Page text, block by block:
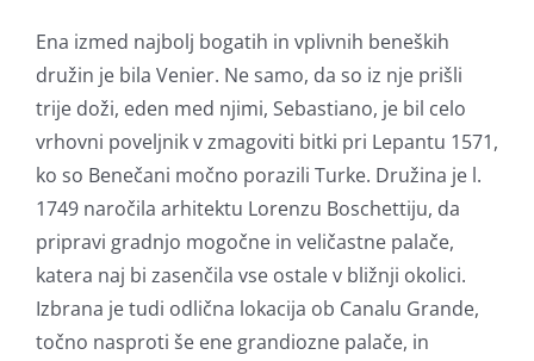
Ena izmed najbolj bogatih in vplivnih beneških
družin je bila Venier. Ne samo, da so iz nje prišli
trije doži, eden med njimi, Sebastiano, je bil celo
vrhovni poveljnik v zmagoviti bitki pri Lepantu 1571,
ko so Benečani močno porazili Turke. Družina je l.
1749 naročila arhitektu Lorenzu Boschettiju, da
pripravi gradnjo mogočne in veličastne palače,
katera naj bi zasenčila vse ostale v bližnji okolici.
Izbrana je tudi odlična lokacija ob Canalu Grande,
točno nasproti še ene grandiozne palače, in